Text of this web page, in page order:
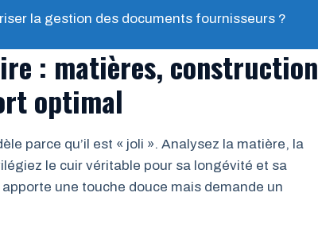
la gestion des documents fournisseurs ?
: matières, construction
optimal
parce qu’il est « joli ». Analysez la matière, la
le cuir véritable pour sa longévité et sa
une touche douce mais demande un